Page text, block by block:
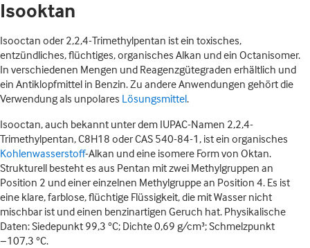
Isooktan
Isooctan oder 2,2,4-Trimethylpentan ist ein toxisches,
entzündliches, flüchtiges, organisches Alkan und ein Octanisomer.
In verschiedenen Mengen und Reagenzgütegraden erhältlich und
ein Antiklopfmittel in Benzin. Zu andere Anwendungen gehört die
Verwendung als unpolares Lösungsmittel.
Isooctan, auch bekannt unter dem IUPAC-Namen 2,2,4-
Trimethylpentan, C8H18 oder CAS 540-84-1, ist ein organisches
Kohlenwasserstoff-Alkan und eine isomere Form von Oktan.
Strukturell besteht es aus Pentan mit zwei Methylgruppen an
Position 2 und einer einzelnen Methylgruppe an Position 4. Es ist
eine klare, farblose, flüchtige Flüssigkeit, die mit Wasser nicht
mischbar ist und einen benzinartigen Geruch hat. Physikalische
Daten: Siedepunkt 99,3 °C; Dichte 0,69 g/cm³; Schmelzpunkt
−107,3 °C.